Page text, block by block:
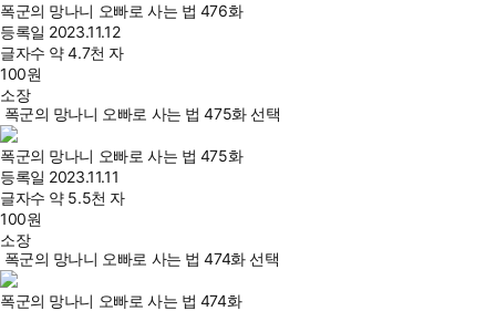
폭군의 망나니 오빠로 사는 법 476화
등록일 2023.11.12
글자수 약 4.7천 자
100원
소장
폭군의 망나니 오빠로 사는 법 475화 선택
폭군의 망나니 오빠로 사는 법 475화
등록일 2023.11.11
글자수 약 5.5천 자
100원
소장
폭군의 망나니 오빠로 사는 법 474화 선택
폭군의 망나니 오빠로 사는 법 474화